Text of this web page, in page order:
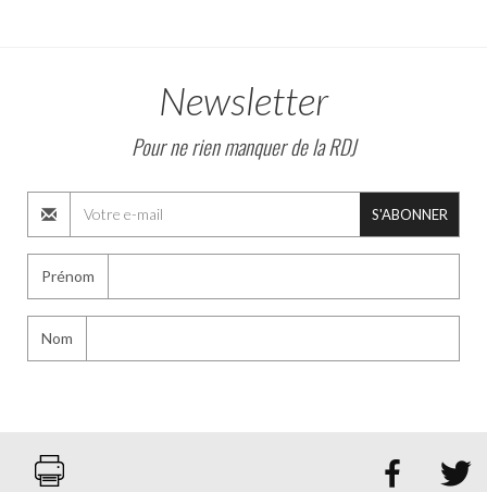
Newsletter
Pour ne rien manquer de la RDJ
S'ABONNER
Prénom
Nom
 